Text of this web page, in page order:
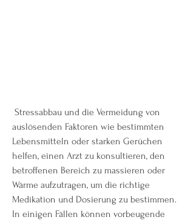
auslösenden Faktoren wie bestimmten
Lebensmitteln oder starken Gerüchen
helfen, einen Arzt zu konsultieren, den
betroffenen Bereich zu massieren oder
Wärme aufzutragen, um die richtige
Medikation und Dosierung zu bestimmen.
In einigen Fällen können vorbeugende